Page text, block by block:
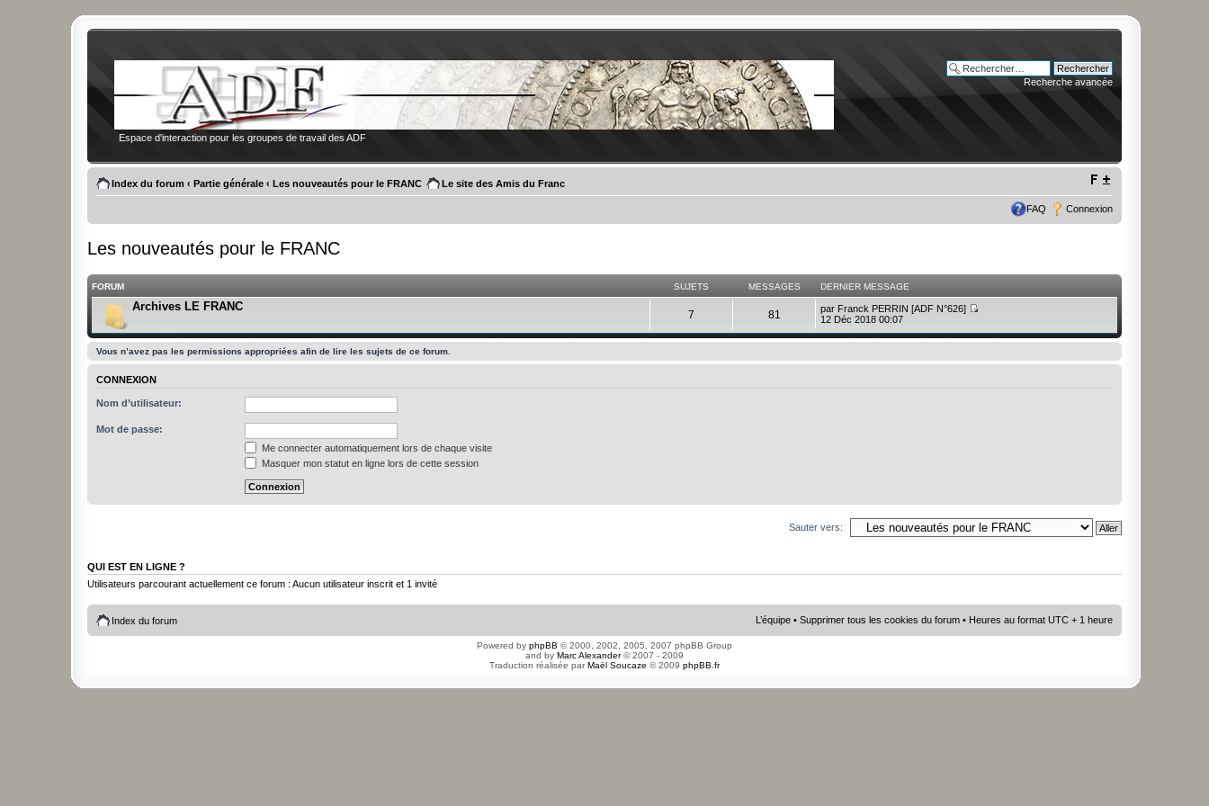
Espace d'interaction pour les groupes de travail des ADF
Recherche avancée
Index du forum ‹ Partie générale ‹ Les nouveautés pour le FRANC Le site des Amis du Franc
FAQ Connexion
Les nouveautés pour le FRANC
FORUM SUJETS MESSAGES DERNIER MESSAGE
Archives LE FRANC
7 81 par Franck PERRIN [ADF N°626]
12 Déc 2018 00:07
Vous n’avez pas les permissions appropriées afin de lire les sujets de ce forum.
CONNEXION
Nom d’utilisateur:
Mot de passe:
Me connecter automatiquement lors de chaque visite
Masquer mon statut en ligne lors de cette session
Sauter vers:
QUI EST EN LIGNE ?
Utilisateurs parcourant actuellement ce forum : Aucun utilisateur inscrit et 1 invité
Index du forum L’équipe • Supprimer tous les cookies du forum • Heures au format UTC + 1 heure
Powered by phpBB © 2000, 2002, 2005, 2007 phpBB Group
and by Marc Alexander© 2007 - 2009
Traduction réalisée parMaël Soucaze © 2009 phpBB.fr